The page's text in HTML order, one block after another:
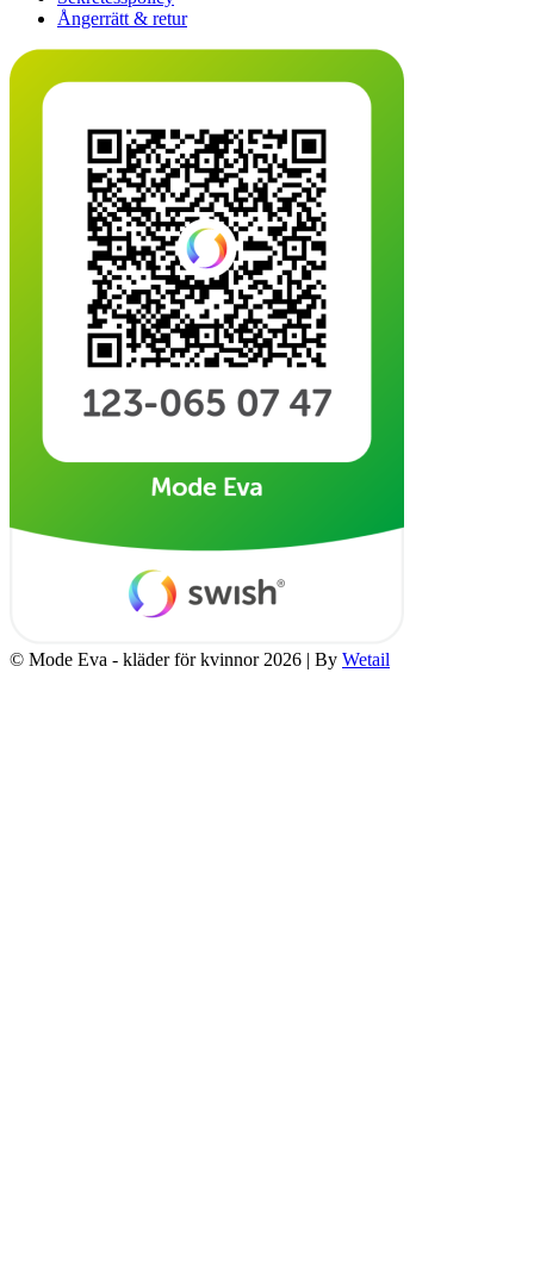
Ångerrätt & retur
© Mode Eva - kläder för kvinnor 2026 | By Wetail